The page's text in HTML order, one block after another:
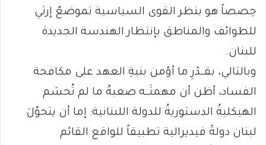
حِصصاً هو بنظر القوى السياسية تموضعٌ إرثي
للطوائف والمناطق بإنتظار الهندسة الجديدة
للبنان.
وبالتالي، بقــدْرِ ما أؤمن بنيةِ العهد على مكافحة
الفساد، أظن أن مهمتَــه صعبةٌ ما لم تُحسَم
الهيكليةُ الدستوريةُ للدولة اللبنانية: إما أن يتحوّلَ
لبنان دولةً فيديرالية تطبيقاً للواقع القائم